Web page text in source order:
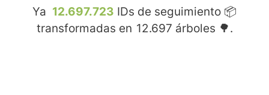
Ya 12.697.723 IDs de seguimiento 📦
transformadas en 12.697 árboles 🌳.